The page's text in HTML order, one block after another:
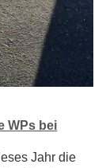
WPs bei
Jahr die